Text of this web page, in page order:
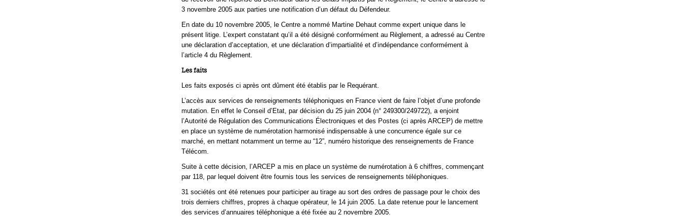
3 novembre 2005 aux parties une notification d’un défaut du Défendeur.
En date du 10 novembre 2005, le Centre a nommé Martine Dehaut comme expert unique dans le
présent litige. L’expert constatant qu’il a été désigné conformément au Règlement, a adressé au Centre
une déclaration d’acceptation, et une déclaration d’impartialité et d’indépendance conformément à
l’article 4 du Règlement.
Les faits
Les faits exposés ci après ont dûment été établis par le Requérant.
L’accès aux services de renseignements téléphoniques en France vient de faire l’objet d’une profonde
mutation. En effet le Conseil d’Etat, par décision du 25 juin 2004 (n° 249300/249722), a enjoint
l’Autorité de Régulation des Communications Électroniques et des Postes (ci après ARCEP) de mettre
en place un système de numérotation harmonisé indispensable à une concurrence égale sur ce
marché, en mettant notamment un terme au “12”, numéro historique des renseignements de France
Télécom.
Suite à cette décision, l’ARCEP a mis en place un système de numérotation à 6 chiffres, commençant
par 118, par lequel doivent être fournis tous les services de renseignements téléphoniques.
31 sociétés ont été retenues pour participer au tirage au sort des ordres de passage pour le choix des
trois derniers chiffres, propres à chaque opérateur, le 14 juin 2005. La date retenue pour le lancement
des services d’annuaires téléphonique a été fixée au 2 novembre 2005.